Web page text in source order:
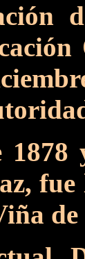
1878